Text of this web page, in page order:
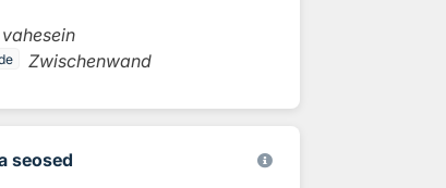
vahesein
Zwischenwand
seosed